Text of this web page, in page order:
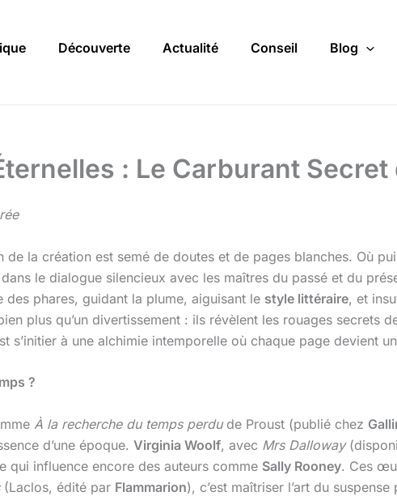
Découverte Actualité Conseil Blog
: Le Carburant Secret
la création est semé de doutes et de pages blanches. Où
le dialogue silencieux avec les maîtres du passé et du
des phares, guidant la plume, aiguisant le style littéraire, et
plus qu’un divertissement : ils révèlent les rouages secrets
s’initier à une alchimie intemporelle où chaque page devient
?
À la recherche du temps perdude Proust (publié chez
d’une époque. Virginia Woolf, avec Mrs Dalloway
qui influence encore des auteurs comme Sally Rooney. Ces
(Laclos, édité par Flammarion), c’est maîtriser l’art du